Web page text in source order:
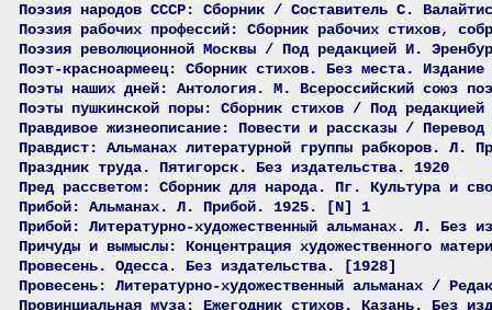
Поэзия народов СССР: Сборник / Составитель С.
Поэзия рабочих профессий: Сборник рабочих стихов,
Поэзия революционной Москвы / Под редакцией И.
Поэт-красноармеец: Сборник стихов. Без места.
Поэты наших дней: Антология. М. Всероссийский союз
Поэты пушкинской поры: Сборник стихов / Под
Правдивое жизнеописание: Повести и рассказы /
Правдист: Альманах литературной группы рабкоров. Л.
Праздник труда. Пятигорск. Без издательства. 1920
Пред рассветом: Сборник для народа. Пг. Культура и
Прибой: Альманах. Л. Прибой. 1925. [N] 1
Прибой: Литературно-художественный альманах. Л. Без
Причуды и вымыслы: Концентрация художественного
Провесень. Одесса. Без издательства. [1928]
Провесень: Литературно-художественный альманах /
Провинциальная муза: Ежегодник стихов. Казань. Без